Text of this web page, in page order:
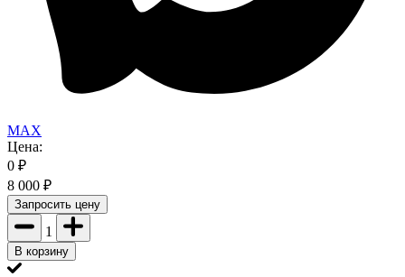
MAX
Цена:
0 ₽
8 000 ₽
Запросить цену
1
В корзину